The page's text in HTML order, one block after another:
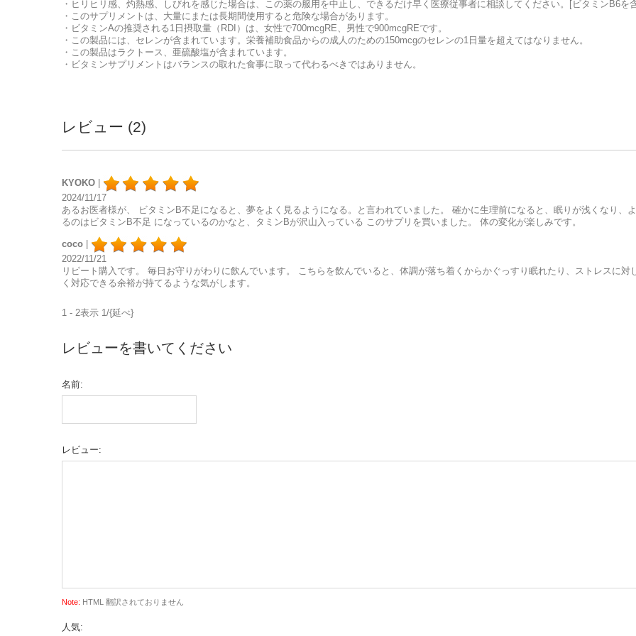
・ヒリヒリ感、灼熱感、しびれを感じた場合は、この薬の服用を中止し、できるだけ早く医療従事者に相談してください。[ビタミンB6を
・このサプリメントは、大量にまたは長期間使用すると危険な場合があります。
・ビタミンAの推奨される1日摂取量（RDI）は、女性で700mcgRE、男性で900mcgREです。
・この製品には、セレンが含まれています。栄養補助食品からの成人のための150mcgのセレンの1日量を超えてはなりません。
・この製品はラクトース、亜硫酸塩が含まれています。
・ビタミンサプリメントはバランスの取れた食事に取って代わるべきではありません。
レビュー (2)
KYOKO
2024/11/17
あるお医者様が、 ビタミンB不足になると、夢をよく見るようになる。と言われていました。 確かに生理前になると、眠りが浅くなり、
るのはビタミンB不足 になっているのかなと、タミンBが沢山入っている このサプリを買いました。 体の変化が楽しみです。
coco
2022/11/21
リピート購入です。 毎日お守りがわりに飲んでいます。 こちらを飲んでいると、体調が落ち着くからかぐっすり眠れたり、ストレスに対
く対応できる余裕が持てるような気がします。
1 - 2表示 1/{延べ}
レビューを書いてください
名前:
レビュー:
Note: HTML 翻訳されておりません
人気: